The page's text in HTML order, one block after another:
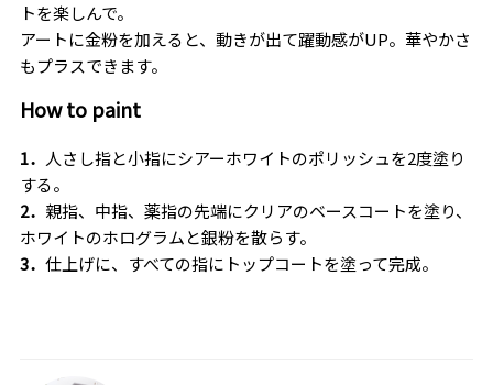
トを楽しんで。
アートに金粉を加えると、動きが出て躍動感がUP。華やかさ
もプラスできます。
How to paint
1． 人さし指と小指にシアーホワイトのポリッシュを2度塗り
する。
2． 親指、中指、薬指の先端にクリアのベースコートを塗り、
ホワイトのホログラムと銀粉を散らす。
3． 仕上げに、すべての指にトップコートを塗って完成。